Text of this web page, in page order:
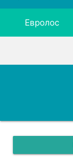
Евролос